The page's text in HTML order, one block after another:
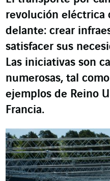
revolución eléctrica
delante: crear
satisfacer sus
Las iniciativas son
numerosas, tal
ejemplos de Reino
Francia.